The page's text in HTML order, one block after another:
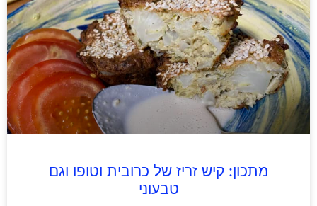
מתכון: קיש זריז של כרובית וטופו וגם
טבעוני